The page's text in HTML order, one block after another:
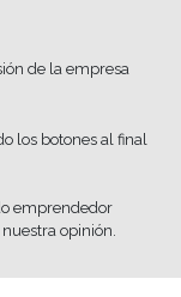
de la empresa
los botones al final
emprendedor
opinión.